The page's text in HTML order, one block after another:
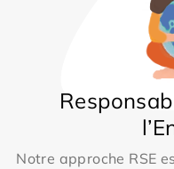
Notre approche RSE